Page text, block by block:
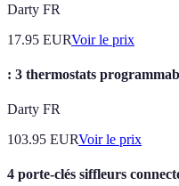
Darty FR
17.95 EURVoir le prix
: 3 thermostats
Darty FR
103.95 EURVoir le prix
4 porte-clés siffleurs